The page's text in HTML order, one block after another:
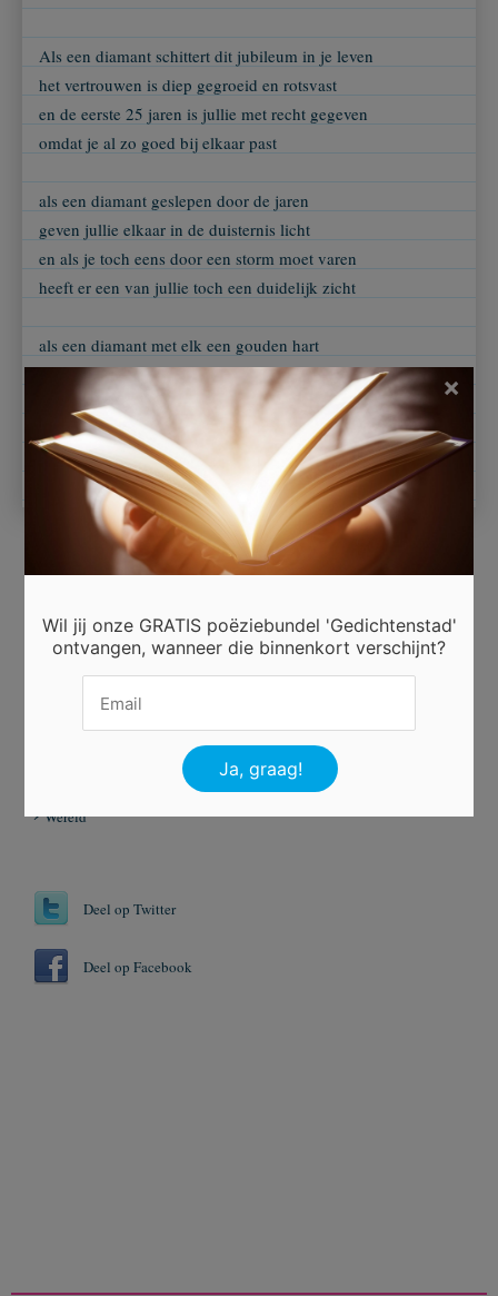
Als een diamant schittert dit jubileum in je leven
het vertrouwen is diep gegroeid en rotsvast
en de eerste 25 jaren is jullie met recht gegeven
omdat je al zo goed bij elkaar past
als een diamant geslepen door de jaren
geven jullie elkaar in de duisternis licht
en als je toch eens door een storm moet varen
heeft er een van jullie toch een duidelijk zicht
als een diamant met elk een gouden hart
altijd oprecht, eerlijk en trouw
wensen wij alle geluk ter wereld als ....
man en vrouw
Diamant
Wereld
Deel op Twitter
Deel op Facebook
Wil jij onze GRATIS poëziebundel 'Gedichtenstad'
ontvangen, wanneer die binnenkort verschijnt?
×